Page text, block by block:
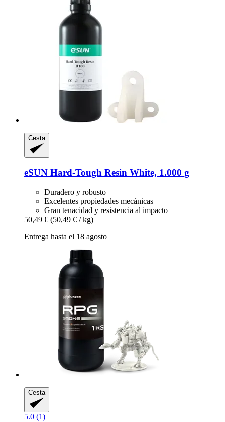
Cesta
eSUN Hard-​Tough Resin White, 1.000 g
Duradero y robusto
Excelentes propiedades mecánicas
Gran tenacidad y resistencia al impacto
50,49 € (50,49 € / kg)
Entrega hasta el 18 agosto
Cesta
5.0 (1)